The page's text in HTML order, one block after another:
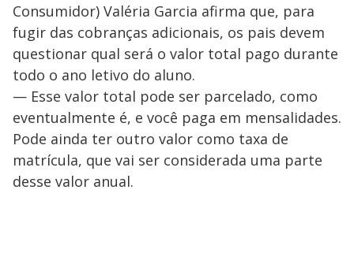
Consumidor) Valéria Garcia afirma que, para
fugir das cobranças adicionais, os pais devem
questionar qual será o valor total pago durante
todo o ano letivo do aluno.
— Esse valor total pode ser parcelado, como
eventualmente é, e você paga em mensalidades.
Pode ainda ter outro valor como taxa de
matrícula, que vai ser considerada uma parte
desse valor anual.